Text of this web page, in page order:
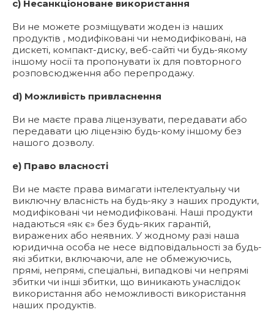
c) Несанкціоноване використання
Ви не можете розміщувати жоден із наших
продуктів , модифіковані чи немодифіковані, на
дискеті, компакт-диску, веб-сайті чи будь-якому
іншому носії та пропонувати їх для повторного
розповсюдження або перепродажу.
d) Можливість привласнення
Ви не маєте права ліцензувати, передавати або
передавати цю ліцензію будь-кому іншому без
нашого дозволу.
e) Право власності
Ви не маєте права вимагати інтелектуальну чи
виключну власність на будь-яку з наших продукти,
модифіковані чи немодифіковані. Наші продукти
надаються «як є» без будь-яких гарантій,
виражених або неявних. У жодному разі наша
юридична особа не несе відповідальності за будь-
які збитки, включаючи, але не обмежуючись,
прямі, непрямі, спеціальні, випадкові чи непрямі
збитки чи інші збитки, що виникають унаслідок
використання або неможливості використання
наших продуктів.